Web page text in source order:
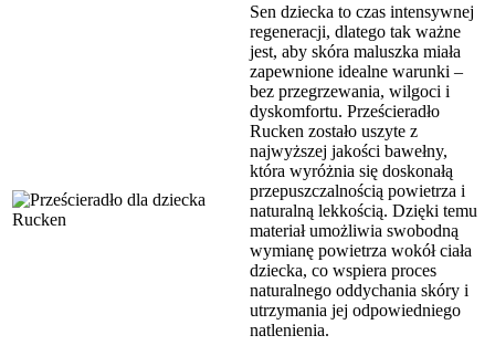
Sen dziecka to czas intensywnej
regeneracji, dlatego tak ważne
jest, aby skóra maluszka miała
zapewnione idealne warunki –
bez przegrzewania, wilgoci i
dyskomfortu. Prześcieradło
Rucken zostało uszyte z
najwyższej jakości bawełny,
która wyróżnia się doskonałą
przepuszczalnością powietrza i
naturalną lekkością. Dzięki temu
materiał umożliwia swobodną
wymianę powietrza wokół ciała
dziecka, co wspiera proces
naturalnego oddychania skóry i
utrzymania jej odpowiedniego
natlenienia.